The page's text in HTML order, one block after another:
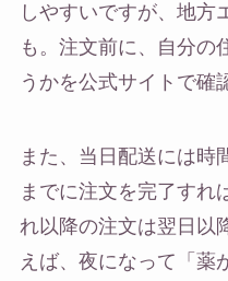
しやすいですが、地方
も。注文前に、自分の
うかを公式サイトで確
また、当日配送には時
までに注文を完了すれ
れ以降の注文は翌日以
えば、夜になって「薬